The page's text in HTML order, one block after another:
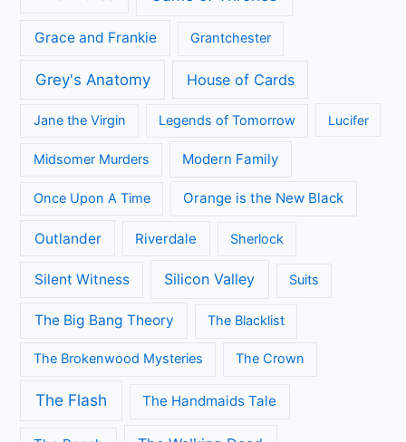
Grace and Frankie Grantchester
Grey's Anatomy House of Cards
Jane the Virgin Legends of Tomorrow Lucifer
Midsomer Murders Modern Family
Once Upon A Time Orange is the New Black
Outlander Riverdale Sherlock
Silent Witness Silicon Valley Suits
The Big Bang Theory The Blacklist
The Brokenwood Mysteries The Crown
The Flash The Handmaids Tale